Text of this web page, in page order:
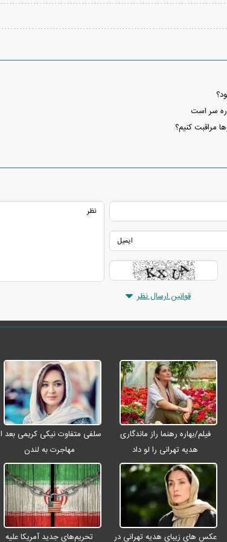
سر است
مراقبت کنیم؟
قوانین ارسال نظر
فیلم/بهاره رهنما راز ماندگاری
هدیه تهرانی را لو داد
سلفی متفاوت نیکی کریمی بعد
مهاجرت به لندن
عکس های زیبای هدیه تهرانی در
تحریم‌های جدید آمریکا علیه